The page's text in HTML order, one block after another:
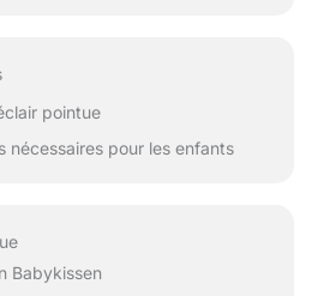
pointue
nécessaires pour les enfants
Babykissen